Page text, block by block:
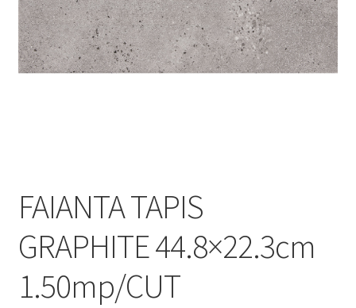
Informatii
Plata si Livrare
Magazin
Plată
FAIANTA TAPIS
GRAPHITE 44.8×22.3cm
1.50mp/CUT